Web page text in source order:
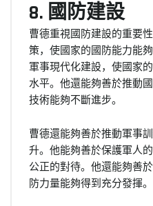
8. 國防建設
曹德重視國防建設的重要
策，使國家的國防能力能
軍事現代化建設，使國家
水平。他還能夠善於推動
技術能夠不斷進步。
曹德還能夠善於推動軍事
升。他能夠善於保護軍人
公正的對待。他還能夠善
防力量能夠得到充分發揮。